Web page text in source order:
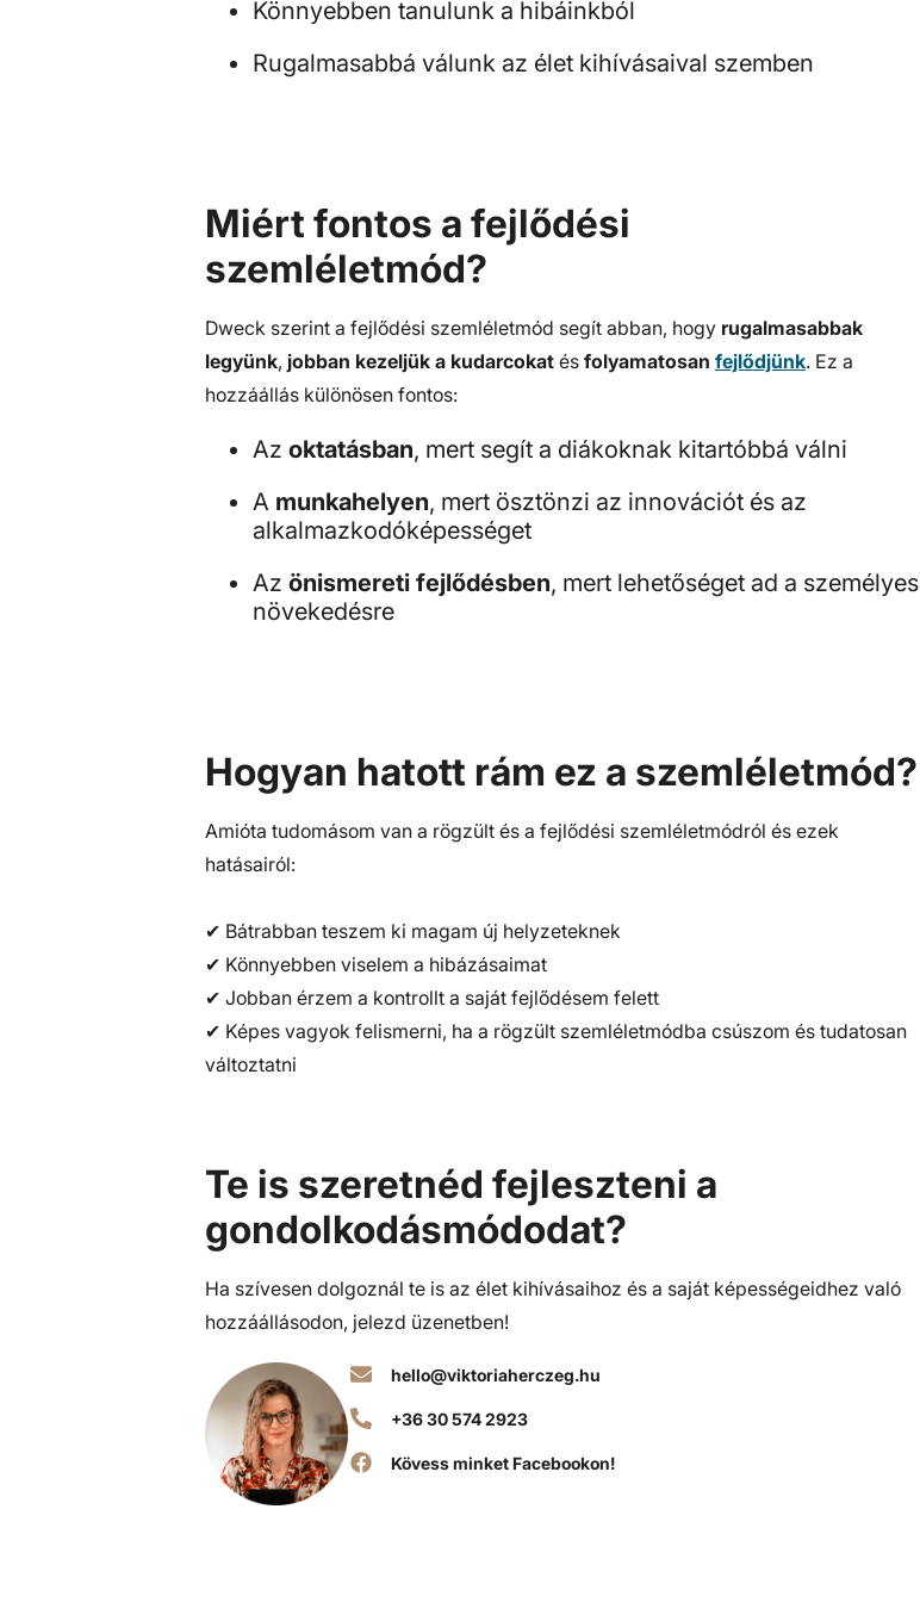
Könnyebben tanulunk a hibáinkból
Rugalmasabbá válunk az élet kihívásaival szemben
Miért fontos a fejlődési
szemléletmód?
Dweck szerint a fejlődési szemléletmód segít abban, hogy rugalmasabbak
legyünk, jobban kezeljük a kudarcokat és folyamatosan fejlődjünk. Ez a
hozzáállás különösen fontos:
Az oktatásban, mert segít a diákoknak kitartóbbá válni
A munkahelyen, mert ösztönzi az innovációt és az
alkalmazkodóképességet
Az önismereti fejlődésben, mert lehetőséget ad a személyes
növekedésre
Hogyan hatott rám ez a szemléletmód?
Amióta tudomásom van a rögzült és a fejlődési szemléletmódról és ezek
hatásairól:
✔ Bátrabban teszem ki magam új helyzeteknek
✔ Könnyebben viselem a hibázásaimat
✔ Jobban érzem a kontrollt a saját fejlődésem felett
✔ Képes vagyok felismerni, ha a rögzült szemléletmódba csúszom és tudatosan
változtatni
Te is szeretnéd fejleszteni a
gondolkodásmódodat?
Ha szívesen dolgoznál te is az élet kihívásaihoz és a saját képességeidhez való
hozzáállásodon, jelezd üzenetben!
hello@viktoriaherczeg.hu
+36 30 574 2923
Kövess minket Facebookon!